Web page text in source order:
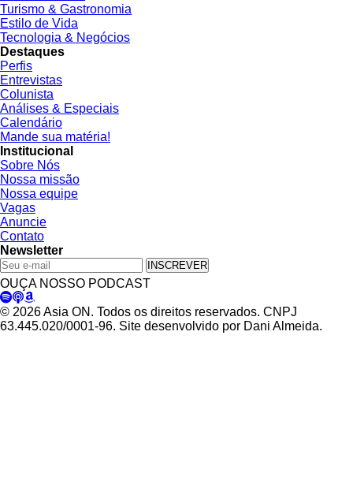
Turismo & Gastronomia
Estilo de Vida
Tecnologia & Negócios
Destaques
Perfis
Entrevistas
Colunista
Análises & Especiais
Calendário
Mande sua matéria!
Institucional
Sobre Nós
Nossa missão
Nossa equipe
Vagas
Anuncie
Contato
Newsletter
INSCREVER
OUÇA NOSSO PODCAST
© 2026 Asia ON. Todos os direitos reservados. CNPJ
63.445.020/0001-96. Site desenvolvido por Dani Almeida.